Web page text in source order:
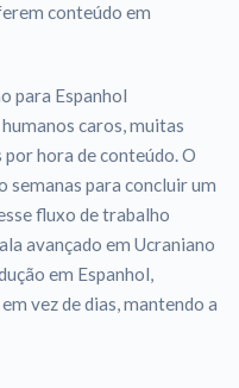
conteúdo em
para Espanhol
caros, muitas
hora de conteúdo. O
semanas para concluir um
fluxo de trabalho
avançado em Ucraniano
em Espanhol,
vez de dias, mantendo a